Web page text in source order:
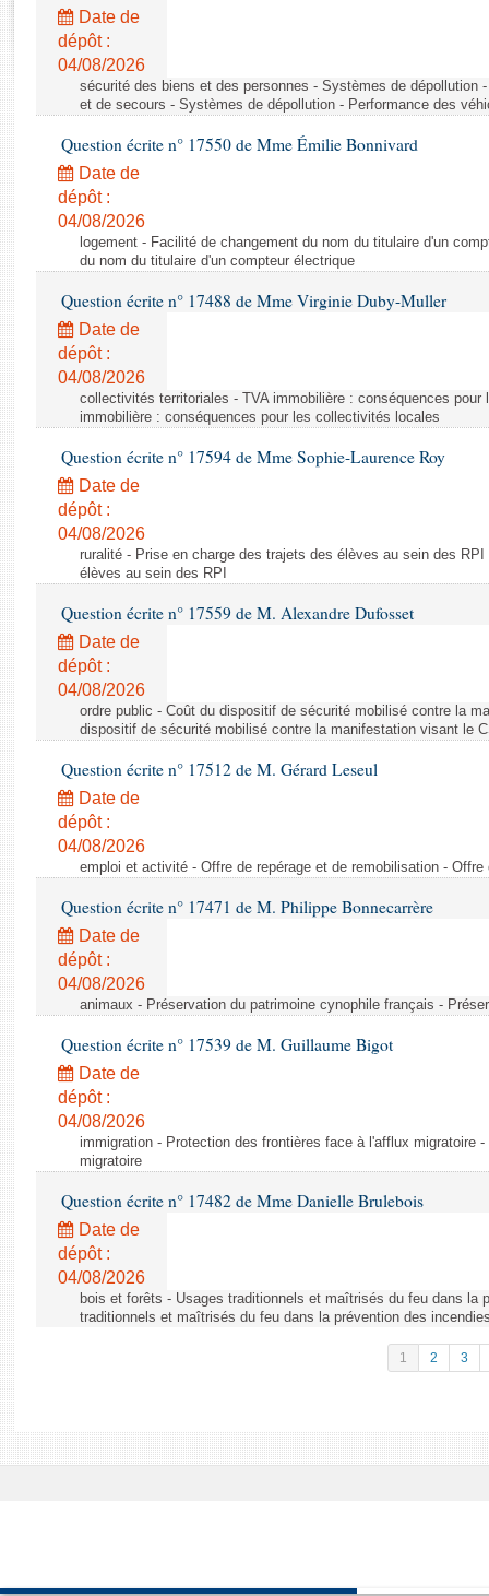
Rapports législatifs
Rapports sur l'application des lois
Baromètre de l’application des lois
Dossiers législatifs
Budget et sécurité sociale
Questions écrites et orales
Comptes rendus des débats
Date de
dépôt :
04/08/2026
sécurité des biens et des personnes - Systèmes de dépollution
et de secours - Systèmes de dépollution - Performance des
Question écrite n° 17550 de Mme Émilie Bonnivard
Date de
dépôt :
04/08/2026
logement - Facilité de changement du nom du titulaire d'un
du nom du titulaire d'un compteur électrique
Question écrite n° 17488 de Mme Virginie Duby-Muller
Date de
dépôt :
04/08/2026
collectivités territoriales - TVA immobilière : conséquences
immobilière : conséquences pour les collectivités locales
Question écrite n° 17594 de Mme Sophie-Laurence Roy
Date de
dépôt :
04/08/2026
ruralité - Prise en charge des trajets des élèves au sein des
élèves au sein des RPI
Question écrite n° 17559 de M. Alexandre Dufosset
Date de
dépôt :
04/08/2026
ordre public - Coût du dispositif de sécurité mobilisé contre la
dispositif de sécurité mobilisé contre la manifestation visant le
Question écrite n° 17512 de M. Gérard Leseul
Date de
dépôt :
04/08/2026
emploi et activité - Offre de repérage et de remobilisation -
Question écrite n° 17471 de M. Philippe Bonnecarrère
Date de
dépôt :
04/08/2026
animaux - Préservation du patrimoine cynophile français -
Question écrite n° 17539 de M. Guillaume Bigot
Date de
dépôt :
04/08/2026
immigration - Protection des frontières face à l'afflux migratoire
migratoire
Question écrite n° 17482 de Mme Danielle Brulebois
Date de
dépôt :
04/08/2026
bois et forêts - Usages traditionnels et maîtrisés du feu dans la
traditionnels et maîtrisés du feu dans la prévention des
1 2 3